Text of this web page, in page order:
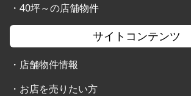
・ 40坪～の店舗物件
サイトコンテンツ
・ 店舗物件情報
・ お店を売りたい方